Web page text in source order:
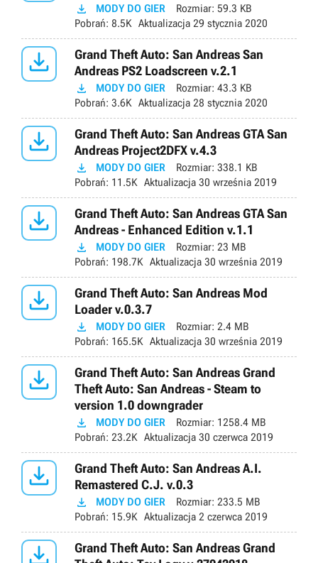
 MODY DO GIER Rozmiar: 59.3 KB
Pobrań: 8.5K Aktualizacja 29 stycznia 2020

Grand Theft Auto: San Andreas San
Andreas PS2 Loadscreen v.2.1
 MODY DO GIER Rozmiar: 43.3 KB
Pobrań: 3.6K Aktualizacja 28 stycznia 2020

Grand Theft Auto: San Andreas GTA San
Andreas Project2DFX v.4.3
 MODY DO GIER Rozmiar: 338.1 KB
Pobrań: 11.5K Aktualizacja 30 września 2019

Grand Theft Auto: San Andreas GTA San
Andreas - Enhanced Edition v.1.1
 MODY DO GIER Rozmiar: 23 MB
Pobrań: 198.7K Aktualizacja 30 września 2019

Grand Theft Auto: San Andreas Mod
Loader v.0.3.7
 MODY DO GIER Rozmiar: 2.4 MB
Pobrań: 165.5K Aktualizacja 30 września 2019

Grand Theft Auto: San Andreas Grand
Theft Auto: San Andreas - Steam to
version 1.0 downgrader
 MODY DO GIER Rozmiar: 1258.4 MB
Pobrań: 23.2K Aktualizacja 30 czerwca 2019

Grand Theft Auto: San Andreas A.I.
Remastered C.J. v.0.3
 MODY DO GIER Rozmiar: 233.5 MB
Pobrań: 15.9K Aktualizacja 2 czerwca 2019

Grand Theft Auto: San Andreas Grand